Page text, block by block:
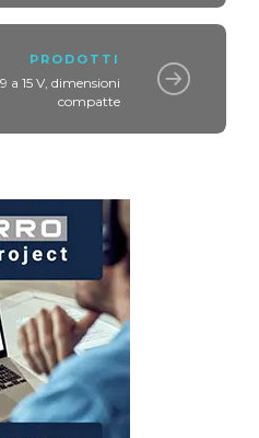
PRODOTTI
a 15 V, dimensioni
compatte